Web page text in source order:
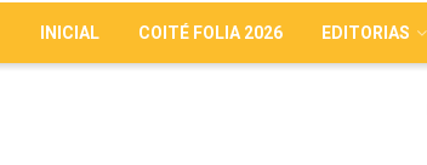
INICIAL COITÉ FOLIA 2026 EDITORIAS